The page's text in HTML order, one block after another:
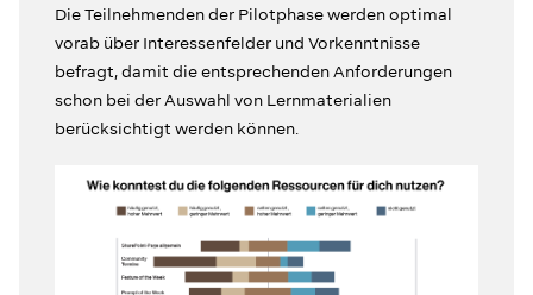
Die Teilnehmenden der Pilotphase werden optimal
vorab über Interessenfelder und Vorkenntnisse
befragt, damit die entsprechenden Anforderungen
schon bei der Auswahl von Lernmaterialien
berücksichtigt werden können.